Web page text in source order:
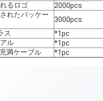
るロゴ
2000pcs
れたパッケー
3000pcs
ス
*1pc
ル
*1pc
満ケーブル
*1pc